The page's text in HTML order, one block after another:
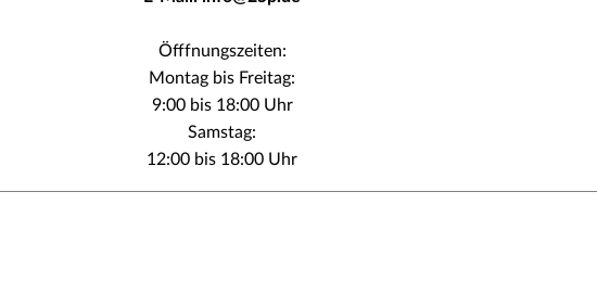
Öfffnungszeiten:
Montag bis Freitag:
9:00 bis 18:00 Uhr
Samstag:
12:00 bis 18:00 Uhr